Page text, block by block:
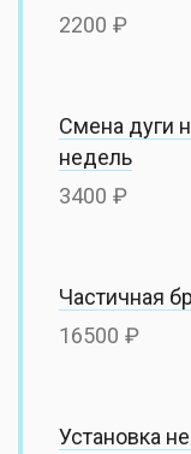
2200
Смена дуги
недель
3400
Частичная
16500
Установка